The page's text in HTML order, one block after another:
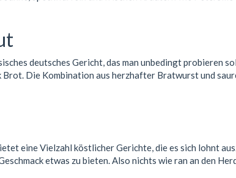
deutsches Gericht, das man unbedingt probieren
Die Kombination aus herzhafter Bratwurst und
eine Vielzahl köstlicher Gerichte, die es sich lohnt
etwas zu bieten. Also nichts wie ran an den